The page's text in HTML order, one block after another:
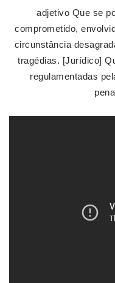
adjetivo Que se
comprometido,
circunstância
tragédias. [Jurídico]
regulamentadas